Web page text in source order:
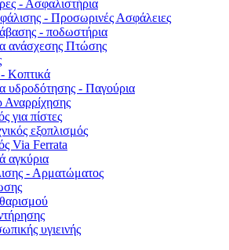
- Ασφαλιστήρια
- Προσωρινές Ασφάλειες
- ποδωστήρια
ανάσχεσης Πτώσης
Κοπτικά
υδροδότησης - Παγούρια
για πίστες
εξοπλισμός
Via Ferrata
αγκύρια
- Αρματώματος
υγιεινής